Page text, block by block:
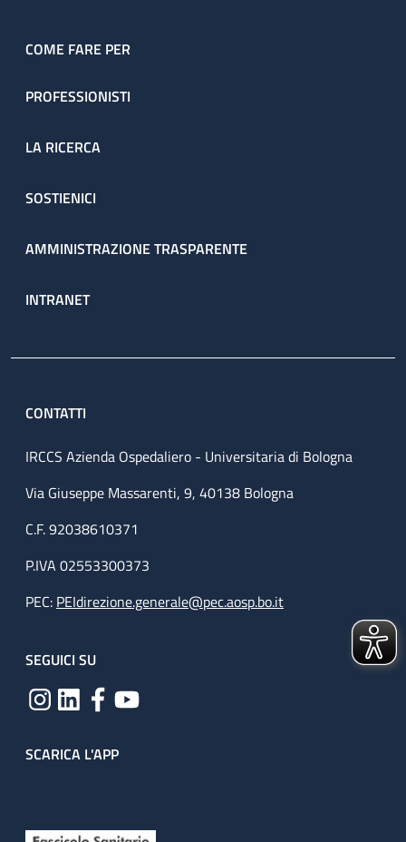
COME FARE PER
PROFESSIONISTI
LA RICERCA
SOSTIENICI
AMMINISTRAZIONE TRASPARENTE
INTRANET
CONTATTI
IRCCS Azienda Ospedaliero - Universitaria di Bologna
Via Giuseppe Massarenti, 9, 40138 Bologna
C.F. 92038610371
P.IVA 02553300373
PEC: PEIdirezione.generale@pec.aosp.bo.it
SEGUICI SU
SCARICA L'APP